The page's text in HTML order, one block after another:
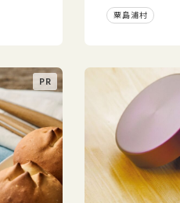
粟島浦村